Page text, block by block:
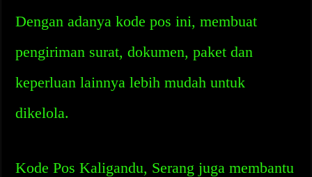
Dengan adanya kode pos ini, membuat
pengiriman surat, dokumen, paket dan
keperluan lainnya lebih mudah untuk
dikelola.
Kode Pos Kaligandu, Serang juga membantu